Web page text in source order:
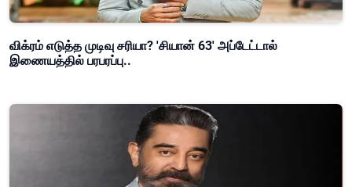
விக்ரம் எடுத்த முடிவு சரியா? 'சியான் 63' அப்டேட்டால்
இணையத்தில் பரபரப்பு..